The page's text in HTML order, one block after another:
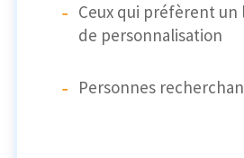
Ceux qui préfèrent un
de personnalisation
Personnes